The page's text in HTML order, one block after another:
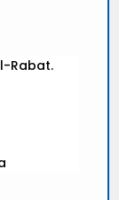
Rabat.